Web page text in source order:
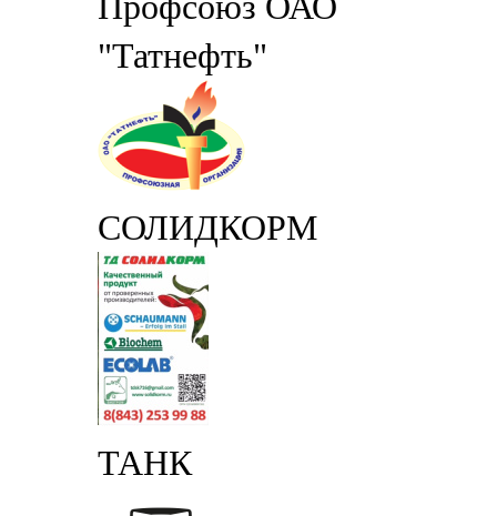
"Татнефть"
СОЛИДКОРМ
ТАНК